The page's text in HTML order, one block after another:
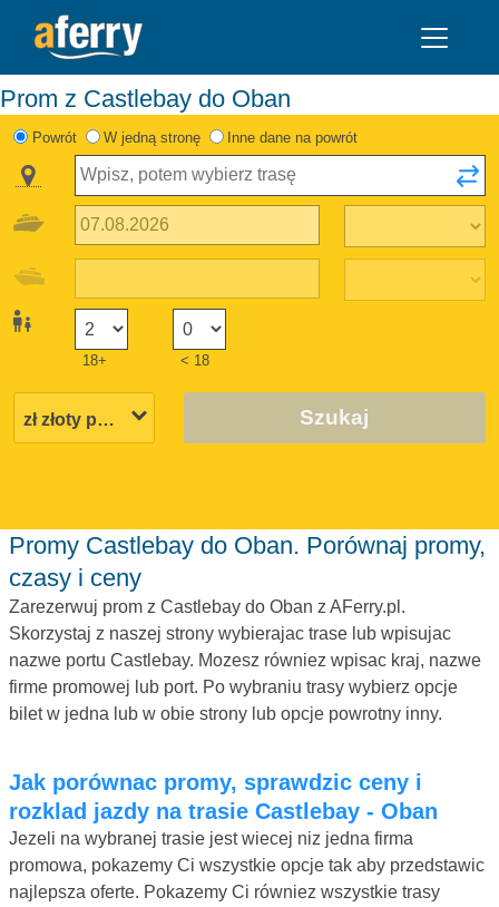
Prom z Castlebay do Oban
Powrót W jedną stronę Inne dane na powrót
18+ < 18
Szukaj
Promy Castlebay do Oban. Porównaj promy,
czasy i ceny
Zarezerwuj prom z Castlebay do Oban z AFerry.pl.
Skorzystaj z naszej strony wybierajac trase lub wpisujac
nazwe portu Castlebay. Mozesz równiez wpisac kraj, nazwe
firme promowej lub port. Po wybraniu trasy wybierz opcje
bilet w jedna lub w obie strony lub opcje powrotny inny.
Jak porównac promy, sprawdzic ceny i
rozklad jazdy na trasie Castlebay - Oban
Jezeli na wybranej trasie jest wiecej niz jedna firma
promowa, pokazemy Ci wszystkie opcje tak aby przedstawic
najlepsza oferte. Pokazemy Ci równiez wszystkie trasy